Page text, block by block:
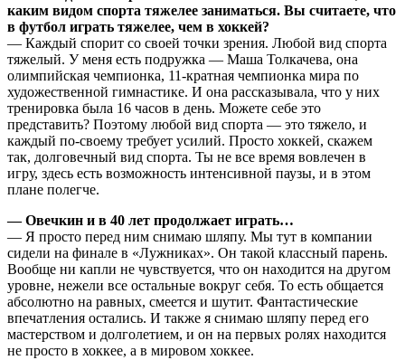
каким видом спорта тяжелее заниматься. Вы считаете, что
в футбол играть тяжелее, чем в хоккей?
— Каждый спорит со своей точки зрения. Любой вид спорта
тяжелый. У меня есть подружка — Маша Толкачева, она
олимпийская чемпионка, 11-кратная чемпионка мира по
художественной гимнастике. И она рассказывала, что у них
тренировка была 16 часов в день. Можете себе это
представить? Поэтому любой вид спорта — это тяжело, и
каждый по-своему требует усилий. Просто хоккей, скажем
так, долговечный вид спорта. Ты не все время вовлечен в
игру, здесь есть возможность интенсивной паузы, и в этом
плане полегче.
— Овечкин и в 40 лет продолжает играть…
— Я просто перед ним снимаю шляпу. Мы тут в компании
сидели на финале в «Лужниках». Он такой классный парень.
Вообще ни капли не чувствуется, что он находится на другом
уровне, нежели все остальные вокруг себя. То есть общается
абсолютно на равных, смеется и шутит. Фантастические
впечатления остались. И также я снимаю шляпу перед его
мастерством и долголетием, и он на первых ролях находится
не просто в хоккее, а в мировом хоккее.